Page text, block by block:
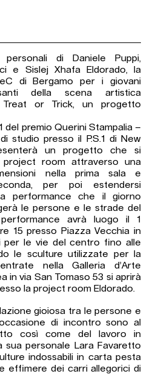
di Daniele Puppi,
e Sislej Xhafa Eldorado, la
di Bergamo per i giovani
della scena artistica
Treat or Trick, un progetto
del premio Querini Stampalia –
studio presso il P.S.1 di New
un progetto che si
room attraverso una
nella prima sala e
per poi estendersi
performance che il giorno
le persone e le strade del
avrà luogo il 1
15 presso Piazza Vecchia in
per le vie del centro fino alle
le sculture utilizzate per la
nella Galleria d’Arte
in via San Tomaso 53 si aprirà
la project room Eldorado.
gioiosa tra le persone e
di incontro sono al
così come del lavoro in
sua personale Lara Favaretto
indossabili in carta pesta
effimere dei carri allegorici di